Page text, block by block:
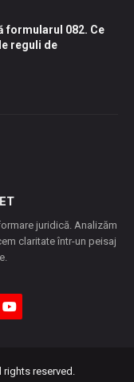
formularul 082. Ce
reguli de
juridică. Analizăm
claritate într-un peisaj
reserved.